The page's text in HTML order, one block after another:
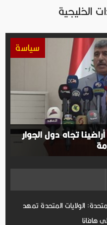
الخليجية
سياسة
تجاه دول الجوار
الولايات المتحدة تمهد
هافانا